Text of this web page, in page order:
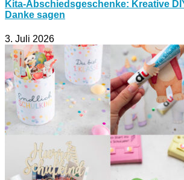
Kita-Abschiedsgeschenke: Kreative
Danke sagen
3. Juli 2026